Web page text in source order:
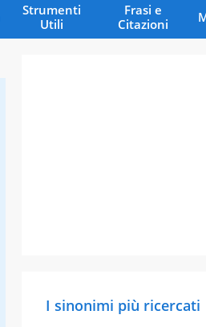
Strumenti
Utili
Frasi e
Citazioni
I sinonimi più ricercati